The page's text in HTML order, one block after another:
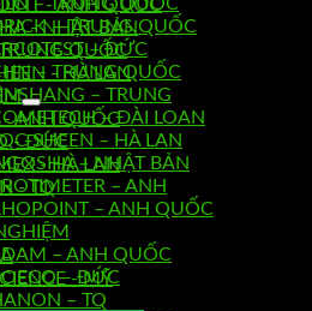
– TRUNG QUỐC
– ĐỨC
– TRUNG QUỐC
– TRUNG
– ĐÀI LOAN
SHEEN – HÀ LAN
– NHẬT BẢN
– ANH
– ANH QUỐC
– ANH QUỐC
– ĐỨC
– TQ
- ANH QUỐC
- NHẬT BẢN
QUỐC
- HÀ LAN
ANH QUỐC
- ĐỨC
- HÀ LAN
- TQ
- MỸ